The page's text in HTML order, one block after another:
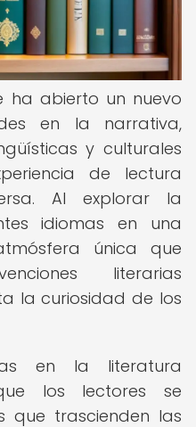
ha abierto un nuevo
en la narrativa,
y culturales
de lectura
Al explorar la
idiomas en una
única que
literarias
la curiosidad de los
en la literatura
los lectores se
que trascienden las